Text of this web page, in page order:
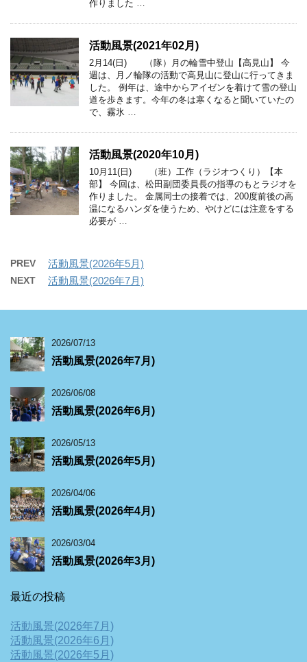
作りました …
活動風景(2021年02月)
2月14(日) （隊）月の輪雪中登山【高見山】 今
週は、月ノ輪隊の活動で高見山に登山に行ってきま
した。 例年は、途中からアイゼンを着けて雪の登山
道を歩きます。今年の冬は寒くなると聞いていたの
で、霧氷 …
活動風景(2020年10月)
10月11(日) （班）工作（ラジオつくり）【本
部】 今回は、松田副団委員長の指導のもとラジオを
作りました。 金属同士の接着では、200度前後の高
温になるハンダを使うため、やけどには注意をする
必要が …
PREV 活動風景(2026年5月)
NEXT 活動風景(2026年7月)
2026/07/13
活動風景(2026年7月)
2026/06/08
活動風景(2026年6月)
2026/05/13
活動風景(2026年5月)
2026/04/06
活動風景(2026年4月)
2026/03/04
活動風景(2026年3月)
最近の投稿
活動風景(2026年7月)
活動風景(2026年6月)
活動風景(2026年5月)